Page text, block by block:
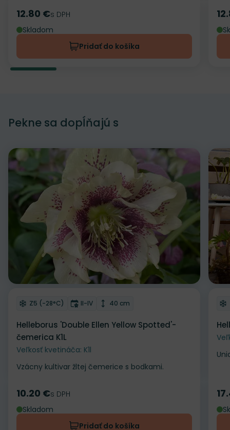
Cena
12.80 €s DPH
Skladom
Pridať do košíka
Pekne sa dopĺňajú s
Odober do zoznamu želaní
Mrazuvzdornosť
Z5 (-28°C) Doba kvitnutia
II-IV Výška rastliny
40 cm
Helleborus 'Double Ellen Yellow Spotted'-
čemerica K1L
Veľkosť kvetináča: K1l
Vzácny kultivar žltej čemerice s bodkami.
Cena
10.20 €s DPH
Skladom
Pridať do košíka